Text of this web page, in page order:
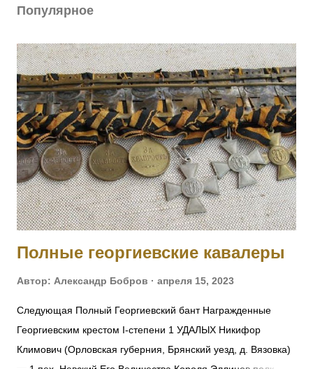
Популярное
Полные георгиевские кавалеры
Автор: Александр Бобров апреля 15, 2023
Следующая Полный Георгиевский бант Награжденные
Георгиевским крестом I-степени 1 УДАЛЫХ Никифор
Климович (Орловская губерния, Брянский уезд, д. Вязовка)